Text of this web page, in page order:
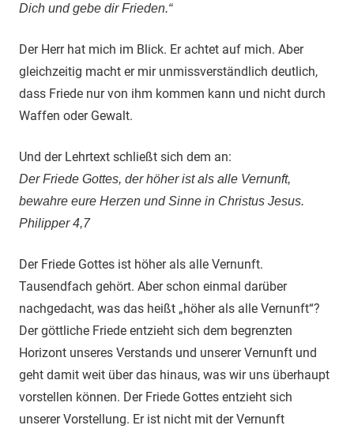
Dich und gebe dir Frieden.“
Der Herr hat mich im Blick. Er achtet auf mich. Aber
gleichzeitig macht er mir unmissverständlich deutlich,
dass Friede nur von ihm kommen kann und nicht durch
Waffen oder Gewalt.
Und der Lehrtext schließt sich dem an:
Der Friede Gottes, der höher ist als alle Vernunft,
bewahre eure Herzen und Sinne in Christus Jesus.
Philipper 4,7
Der Friede Gottes ist höher als alle Vernunft.
Tausendfach gehört. Aber schon einmal darüber
nachgedacht, was das heißt „höher als alle Vernunft“?
Der göttliche Friede entzieht sich dem begrenzten
Horizont unseres Verstands und unserer Vernunft und
geht damit weit über das hinaus, was wir uns überhaupt
vorstellen können. Der Friede Gottes entzieht sich
unserer Vorstellung. Er ist nicht mit der Vernunft